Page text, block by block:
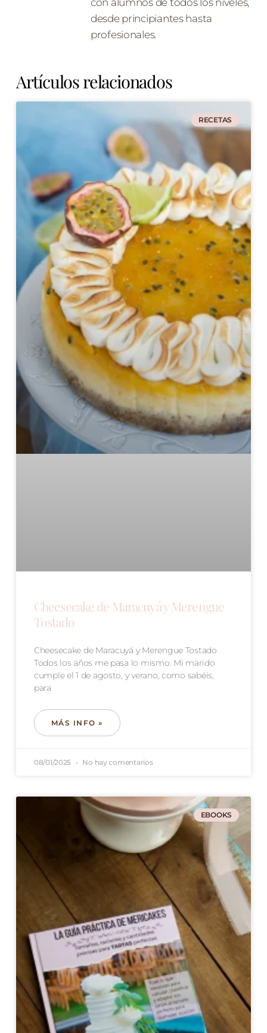
con alumnos de todos los niveles,
desde principiantes hasta
profesionales.
Artículos relacionados
RECETAS
Cheesecake de Maracuyá y Merengue
Tostado
Cheesecake de Maracuyá y Merengue Tostado
Todos los años me pasa lo mismo. Mi marido
cumple el 1 de agosto, y verano, como sabéis,
para
MÁS INFO »
08/01/2025 No hay comentarios
EBOOKS